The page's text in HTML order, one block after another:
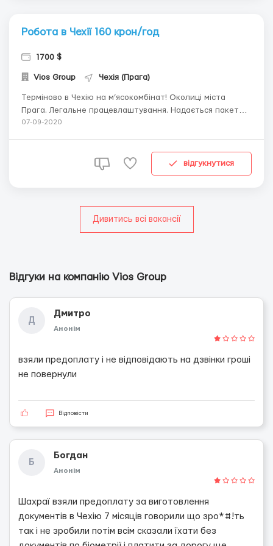
Робота в Чехії 160 крон/год
1700 $
Vios Group Чехія (Прага)
Терміново в Чехію на м’ясокомбінат! Околиці міста
Прага. Легальне працевлаштування. Надається пакет
документів для отримання візи. Чоловіки: Тільки з
Жінки: Фасування ...
07-09-2020
відгукнутися
Дивитись всі вакансії
Відгуки на компанію Vios Group
Д
Дмитро
Анонім
взяли предоплату і не відповідають на дзвінки гроші
не повернули
Відповісти
Б
Богдан
Анонім
Шахраї взяли предоплату за виготовлення
документів в Чехію 7 місяців говорили що зро*#!ть
так і не зробили потім всім сказали їхати без